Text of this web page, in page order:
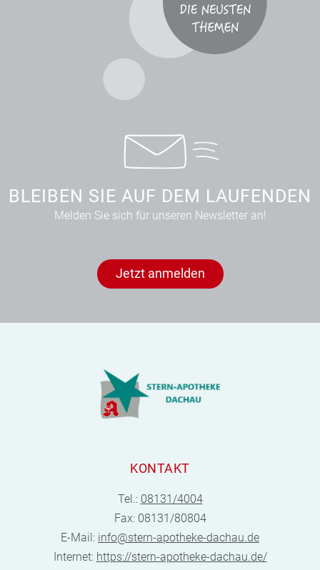
BLEIBEN SIE AUF DEM LAUFENDEN
Melden Sie sich für unseren Newsletter an!
Jetzt anmelden
KONTAKT
Tel.: 08131/4004
Fax: 08131/80804
E-Mail: info@stern-apotheke-dachau.de
Internet: https://stern-apotheke-dachau.de/